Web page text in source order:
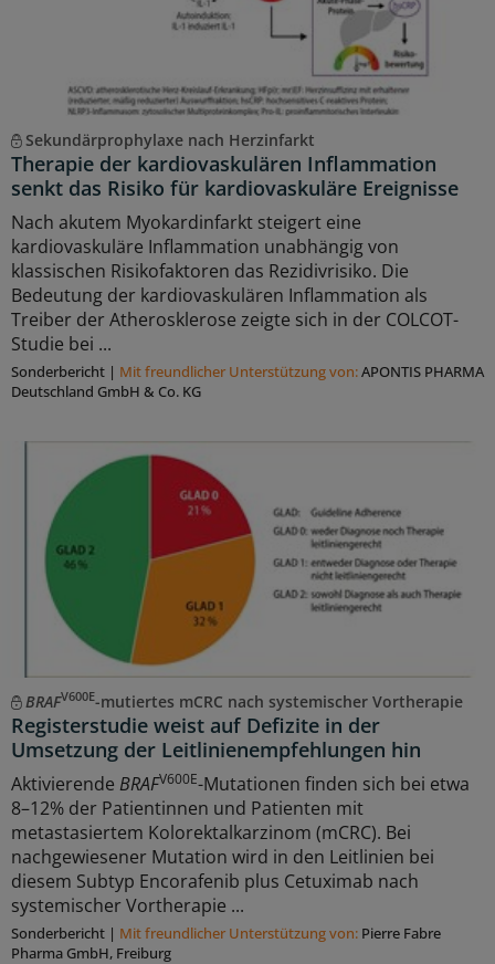
Sekundärprophylaxe nach Herzinfarkt
Therapie der kardiovaskulären Inflammation
senkt das Risiko für kardiovaskuläre Ereignisse
Nach akutem Myokardinfarkt steigert eine
kardiovaskuläre Inflammation unabhängig von
klassischen Risikofaktoren das Rezidivrisiko. Die
Bedeutung der kardiovaskulären Inflammation als
Treiber der Atherosklerose zeigte sich in der COLCOT-
Studie bei ...
Sonderbericht | Mit freundlicher Unterstützung von:APONTIS PHARMA
Deutschland GmbH & Co. KG
BRAFV600E-mutiertes mCRC nach systemischer Vortherapie
Registerstudie weist auf Defizite in der
Umsetzung der Leitlinienempfehlungen hin
Aktivierende BRAFV600E-Mutationen finden sich bei etwa
8–12% der Patientinnen und Patienten mit
metastasiertem Kolorektalkarzinom (mCRC). Bei
nachgewiesener Mutation wird in den Leitlinien bei
diesem Subtyp Encorafenib plus Cetuximab nach
systemischer Vortherapie ...
Sonderbericht | Mit freundlicher Unterstützung von: Pierre Fabre
Pharma GmbH, Freiburg